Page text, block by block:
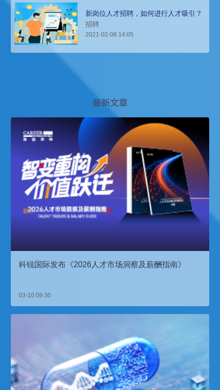
新岗位人才招聘，如何进行人才吸引？
招聘
2021-02-08 14:05
最新文章
科锐国际发布《2026人才市场洞察及薪酬指南》
03-10 09:30